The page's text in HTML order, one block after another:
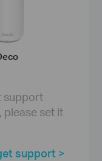
support
set it
support >